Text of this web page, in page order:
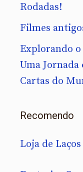
Rodadas!
Filmes
Explorando
Uma
Cartas do
Recomendo
Loja de